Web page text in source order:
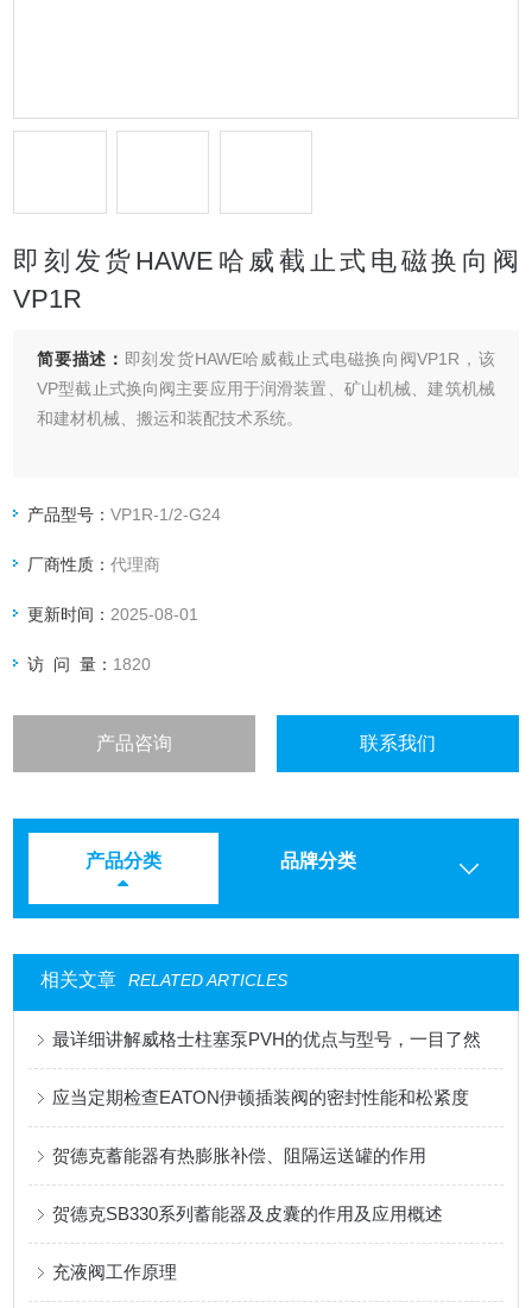
即刻发货HAWE哈威截止式电磁换向阀
VP1R
简要描述： 即刻发货HAWE哈威截止式电磁换向阀VP1R，该
VP型截止式换向阀主要应用于润滑装置、矿山机械、建筑机械
和建材机械、搬运和装配技术系统。
产品型号：VP1R-1/2-G24
厂商性质：代理商
更新时间： 2025-08-01
访 问 量： 1820
产品咨询 联系我们
产品分类 品牌分类
相关文章 RELATED ARTICLES
最详细讲解威格士柱塞泵PVH的优点与型号，一目了然
应当定期检查EATON伊顿插装阀的密封性能和松紧度
贺德克蓄能器有热膨胀补偿、阻隔运送罐的作用
贺德克SB330系列蓄能器及皮囊的作用及应用概述
充液阀工作原理